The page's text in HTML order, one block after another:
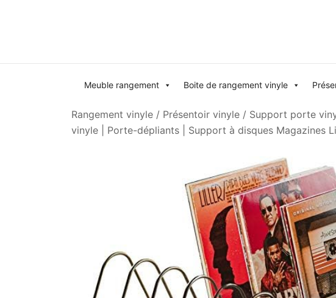
Meuble rangement Boite de rangement vinyle
Rangement vinyle / Présentoir vinyle / Support porte
vinyle | Porte-dépliants | Support à disques Magazines